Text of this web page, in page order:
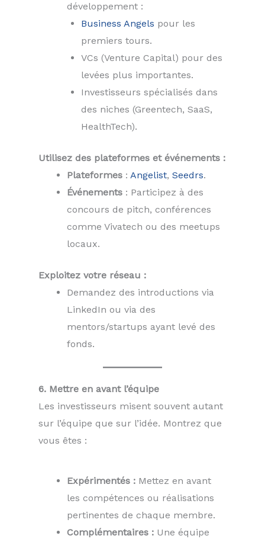
développement :
Business Angels pour les
premiers tours.
VCs (Venture Capital) pour des
levées plus importantes.
Investisseurs spécialisés dans
des niches (Greentech, SaaS,
HealthTech).
Utilisez des plateformes et événements :
Plateformes : Angelist, Seedrs.
Événements : Participez à des
concours de pitch, conférences
comme Vivatech ou des meetups
locaux.
Exploitez votre réseau :
Demandez des introductions via
LinkedIn ou via des
mentors/startups ayant levé des
fonds.
6. Mettre en avant l’équipe
Les investisseurs misent souvent autant
sur l’équipe que sur l’idée. Montrez que
vous êtes :
Expérimentés : Mettez en avant
les compétences ou réalisations
pertinentes de chaque membre.
Complémentaires : Une équipe